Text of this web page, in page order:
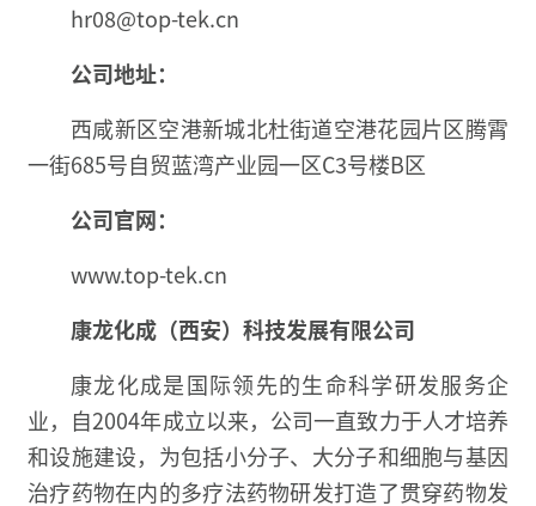
hr08@top-tek.cn
公司地址：
西咸新区空港新城北杜街道空港花园片区腾霄
一街685号自贸蓝湾产业园一区C3号楼B区
公司官网：
www.top-tek.cn
康龙化成（西安）科技发展有限公司
康龙化成是国际领先的生命科学研发服务企
业，自2004年成立以来，公司一直致力于人才培养
和设施建设，为包括小分子、大分子和细胞与基因
治疗药物在内的多疗法药物研发打造了贯穿药物发